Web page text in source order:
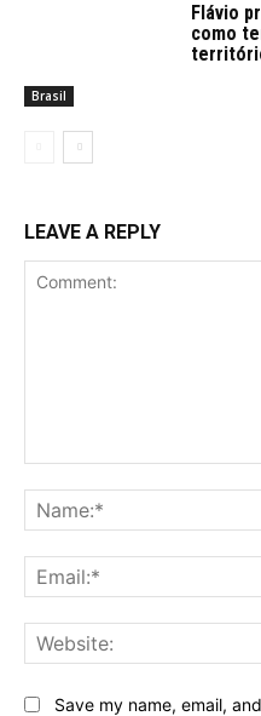
Brasil
Flávio
como
LEAVE A REPLY
Save my name, email,